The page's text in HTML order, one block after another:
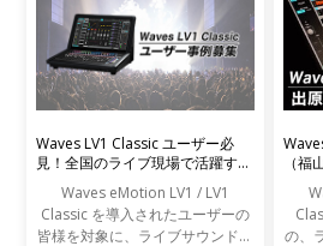
Waves LV1 Classic ユーザー必
見！全国のライブ現場で活躍する
Waves eMotion LV1 / LV1
Classic を導入されたユーザーの
皆様を対象に、ライブサウンドの
（福
の、